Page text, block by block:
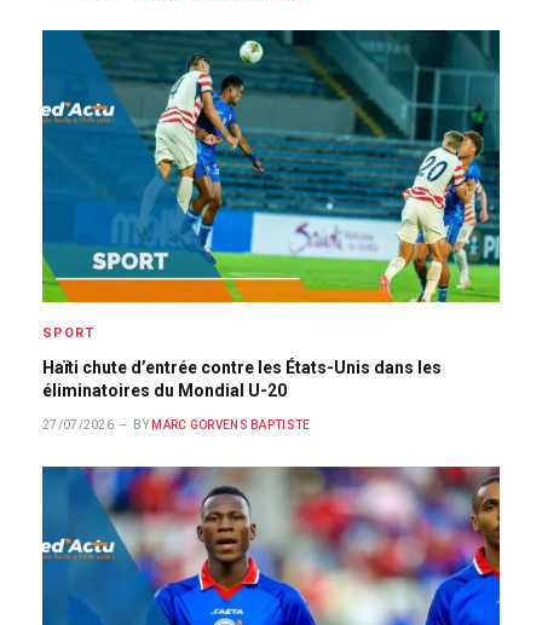
SPORT
Haïti chute d’entrée contre les États-Unis dans les
éliminatoires du Mondial U-20
27/07/2026 BY MARC GORVENS BAPTISTE